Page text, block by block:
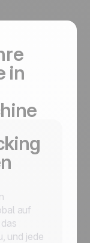
in
auf
und jede